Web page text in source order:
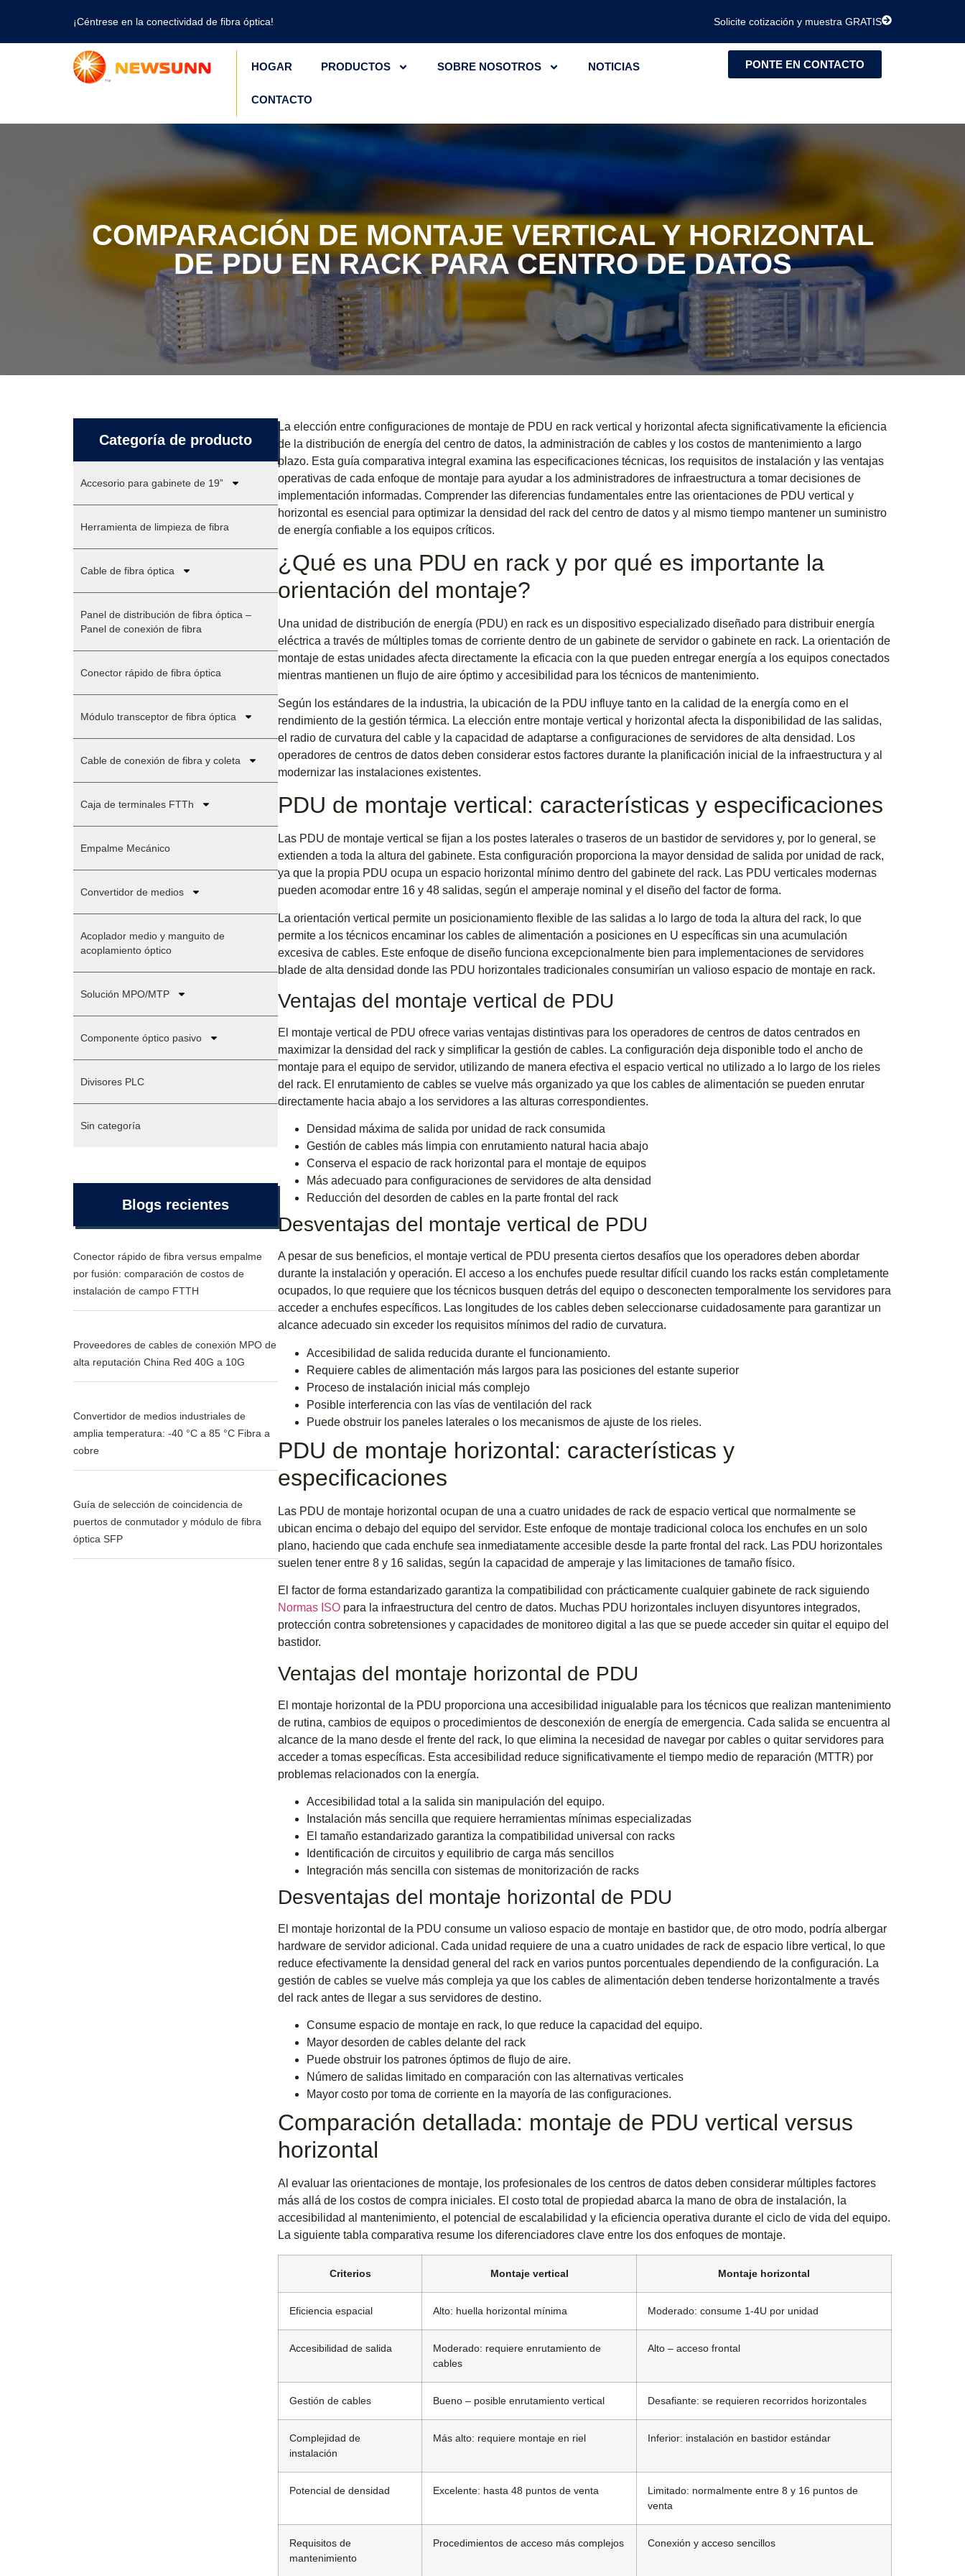
¡Céntrese en la conectividad de fibra óptica! Solicite cotización y muestra GRATIS
HOGAR PRODUCTOS SOBRE NOSOTROS NOTICIAS
CONTACTO
PONTE EN CONTACTO
COMPARACIÓN DE MONTAJE VERTICAL Y HORIZONTAL
DE PDU EN RACK PARA CENTRO DE DATOS
Categoría de producto
Accesorio para gabinete de 19”
Herramienta de limpieza de fibra
Cable de fibra óptica
Panel de distribución de fibra óptica –
Panel de conexión de fibra
Conector rápido de fibra óptica
Módulo transceptor de fibra óptica
Cable de conexión de fibra y coleta
Caja de terminales FTTh
Empalme Mecánico
Convertidor de medios
Acoplador medio y manguito de
acoplamiento óptico
Solución MPO/MTP
Componente óptico pasivo
Divisores PLC
Sin categoría
Blogs recientes
Conector rápido de fibra versus empalme
por fusión: comparación de costos de
instalación de campo FTTH
Proveedores de cables de conexión MPO de
alta reputación China Red 40G a 10G
Convertidor de medios industriales de
amplia temperatura: -40 °C a 85 °C Fibra a
cobre
Guía de selección de coincidencia de
puertos de conmutador y módulo de fibra
óptica SFP
La elección entre configuraciones de montaje de PDU en rack vertical y horizontal afecta significativamente la eficiencia
de la distribución de energía del centro de datos, la administración de cables y los costos de mantenimiento a largo
plazo. Esta guía comparativa integral examina las especificaciones técnicas, los requisitos de instalación y las ventajas
operativas de cada enfoque de montaje para ayudar a los administradores de infraestructura a tomar decisiones de
implementación informadas. Comprender las diferencias fundamentales entre las orientaciones de PDU vertical y
horizontal es esencial para optimizar la densidad del rack del centro de datos y al mismo tiempo mantener un suministro
de energía confiable a los equipos críticos.
¿Qué es una PDU en rack y por qué es importante la
orientación del montaje?
Una unidad de distribución de energía (PDU) en rack es un dispositivo especializado diseñado para distribuir energía
eléctrica a través de múltiples tomas de corriente dentro de un gabinete de servidor o gabinete en rack. La orientación de
montaje de estas unidades afecta directamente la eficacia con la que pueden entregar energía a los equipos conectados
mientras mantienen un flujo de aire óptimo y accesibilidad para los técnicos de mantenimiento.
Según los estándares de la industria, la ubicación de la PDU influye tanto en la calidad de la energía como en el
rendimiento de la gestión térmica. La elección entre montaje vertical y horizontal afecta la disponibilidad de las salidas,
el radio de curvatura del cable y la capacidad de adaptarse a configuraciones de servidores de alta densidad. Los
operadores de centros de datos deben considerar estos factores durante la planificación inicial de la infraestructura y al
modernizar las instalaciones existentes.
PDU de montaje vertical: características y especificaciones
Las PDU de montaje vertical se fijan a los postes laterales o traseros de un bastidor de servidores y, por lo general, se
extienden a toda la altura del gabinete. Esta configuración proporciona la mayor densidad de salida por unidad de rack,
ya que la propia PDU ocupa un espacio horizontal mínimo dentro del gabinete del rack. Las PDU verticales modernas
pueden acomodar entre 16 y 48 salidas, según el amperaje nominal y el diseño del factor de forma.
La orientación vertical permite un posicionamiento flexible de las salidas a lo largo de toda la altura del rack, lo que
permite a los técnicos encaminar los cables de alimentación a posiciones en U específicas sin una acumulación
excesiva de cables. Este enfoque de diseño funciona excepcionalmente bien para implementaciones de servidores
blade de alta densidad donde las PDU horizontales tradicionales consumirían un valioso espacio de montaje en rack.
Ventajas del montaje vertical de PDU
El montaje vertical de PDU ofrece varias ventajas distintivas para los operadores de centros de datos centrados en
maximizar la densidad del rack y simplificar la gestión de cables. La configuración deja disponible todo el ancho de
montaje para el equipo de servidor, utilizando de manera efectiva el espacio vertical no utilizado a lo largo de los rieles
del rack. El enrutamiento de cables se vuelve más organizado ya que los cables de alimentación se pueden enrutar
directamente hacia abajo a los servidores a las alturas correspondientes.
Densidad máxima de salida por unidad de rack consumida
Gestión de cables más limpia con enrutamiento natural hacia abajo
Conserva el espacio de rack horizontal para el montaje de equipos
Más adecuado para configuraciones de servidores de alta densidad
Reducción del desorden de cables en la parte frontal del rack
Desventajas del montaje vertical de PDU
A pesar de sus beneficios, el montaje vertical de PDU presenta ciertos desafíos que los operadores deben abordar
durante la instalación y operación. El acceso a los enchufes puede resultar difícil cuando los racks están completamente
ocupados, lo que requiere que los técnicos busquen detrás del equipo o desconecten temporalmente los servidores para
acceder a enchufes específicos. Las longitudes de los cables deben seleccionarse cuidadosamente para garantizar un
alcance adecuado sin exceder los requisitos mínimos del radio de curvatura.
Accesibilidad de salida reducida durante el funcionamiento.
Requiere cables de alimentación más largos para las posiciones del estante superior
Proceso de instalación inicial más complejo
Posible interferencia con las vías de ventilación del rack
Puede obstruir los paneles laterales o los mecanismos de ajuste de los rieles.
PDU de montaje horizontal: características y
especificaciones
Las PDU de montaje horizontal ocupan de una a cuatro unidades de rack de espacio vertical que normalmente se
ubican encima o debajo del equipo del servidor. Este enfoque de montaje tradicional coloca los enchufes en un solo
plano, haciendo que cada enchufe sea inmediatamente accesible desde la parte frontal del rack. Las PDU horizontales
suelen tener entre 8 y 16 salidas, según la capacidad de amperaje y las limitaciones de tamaño físico.
El factor de forma estandarizado garantiza la compatibilidad con prácticamente cualquier gabinete de rack siguiendo
Normas ISO para la infraestructura del centro de datos. Muchas PDU horizontales incluyen disyuntores integrados,
protección contra sobretensiones y capacidades de monitoreo digital a las que se puede acceder sin quitar el equipo del
bastidor.
Ventajas del montaje horizontal de PDU
El montaje horizontal de la PDU proporciona una accesibilidad inigualable para los técnicos que realizan mantenimiento
de rutina, cambios de equipos o procedimientos de desconexión de energía de emergencia. Cada salida se encuentra al
alcance de la mano desde el frente del rack, lo que elimina la necesidad de navegar por cables o quitar servidores para
acceder a tomas específicas. Esta accesibilidad reduce significativamente el tiempo medio de reparación (MTTR) por
problemas relacionados con la energía.
Accesibilidad total a la salida sin manipulación del equipo.
Instalación más sencilla que requiere herramientas mínimas especializadas
El tamaño estandarizado garantiza la compatibilidad universal con racks
Identificación de circuitos y equilibrio de carga más sencillos
Integración más sencilla con sistemas de monitorización de racks
Desventajas del montaje horizontal de PDU
El montaje horizontal de la PDU consume un valioso espacio de montaje en bastidor que, de otro modo, podría albergar
hardware de servidor adicional. Cada unidad requiere de una a cuatro unidades de rack de espacio libre vertical, lo que
reduce efectivamente la densidad general del rack en varios puntos porcentuales dependiendo de la configuración. La
gestión de cables se vuelve más compleja ya que los cables de alimentación deben tenderse horizontalmente a través
del rack antes de llegar a sus servidores de destino.
Consume espacio de montaje en rack, lo que reduce la capacidad del equipo.
Mayor desorden de cables delante del rack
Puede obstruir los patrones óptimos de flujo de aire.
Número de salidas limitado en comparación con las alternativas verticales
Mayor costo por toma de corriente en la mayoría de las configuraciones.
Comparación detallada: montaje de PDU vertical versus
horizontal
Al evaluar las orientaciones de montaje, los profesionales de los centros de datos deben considerar múltiples factores
más allá de los costos de compra iniciales. El costo total de propiedad abarca la mano de obra de instalación, la
accesibilidad al mantenimiento, el potencial de escalabilidad y la eficiencia operativa durante el ciclo de vida del equipo.
La siguiente tabla comparativa resume los diferenciadores clave entre los dos enfoques de montaje.
Criterios Montaje vertical Montaje horizontal
Eficiencia espacial Alto: huella horizontal mínima Moderado: consume 1-4U por unidad
Accesibilidad de salida
Moderado: requiere enrutamiento de
cables
Alto – acceso frontal
Gestión de cables Bueno – posible enrutamiento vertical Desafiante: se requieren recorridos horizontales
Complejidad de
instalación
Más alto: requiere montaje en riel Inferior: instalación en bastidor estándar
Potencial de densidad Excelente: hasta 48 puntos de venta
Limitado: normalmente entre 8 y 16 puntos de
venta
Requisitos de
mantenimiento
Procedimientos de acceso más complejos Conexión y acceso sencillos